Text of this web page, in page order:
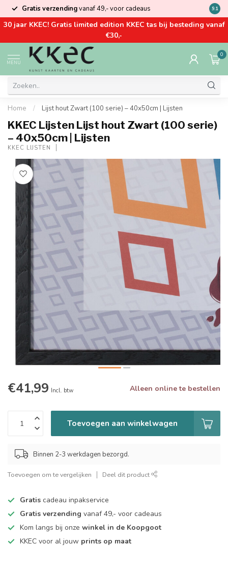
Gratis verzendingvanaf 49,- voor cadeaus Kom
9.1
30 jaar KKEC! Gratis limited edition KKEC tas bij besteding vanaf
€30,-
MENU
0
Home / Lijst hout Zwart (100 serie) – 40x50cm | Lijsten
KKEC Lijsten Lijst hout Zwart (100 serie)
– 40x50cm | Lijsten
KKEC LIJSTEN
€41,99 Incl. btw Alleen online te bestellen
Toevoegen aan winkelwagen
Binnen 2-3 werkdagen bezorgd.
Toevoegen om te vergelijken Deel dit product
Gratis cadeau inpakservice
Gratis verzending vanaf 49,- voor cadeaus
Kom langs bij onze winkel in de Koopgoot
KKEC voor al jouw prints op maat